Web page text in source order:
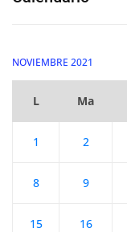
NOVIEMBRE 2021
L Ma
1 2
8 9
15 16